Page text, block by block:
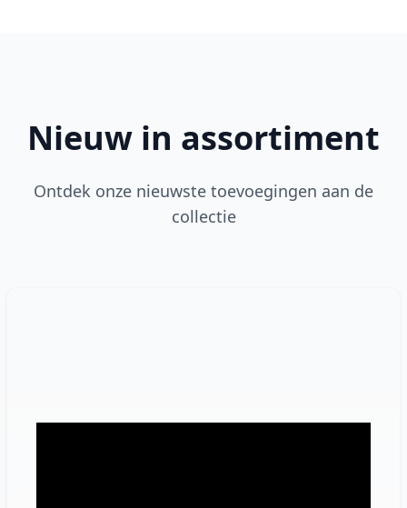
Nieuw in assortiment
Ontdek onze nieuwste toevoegingen aan de
collectie